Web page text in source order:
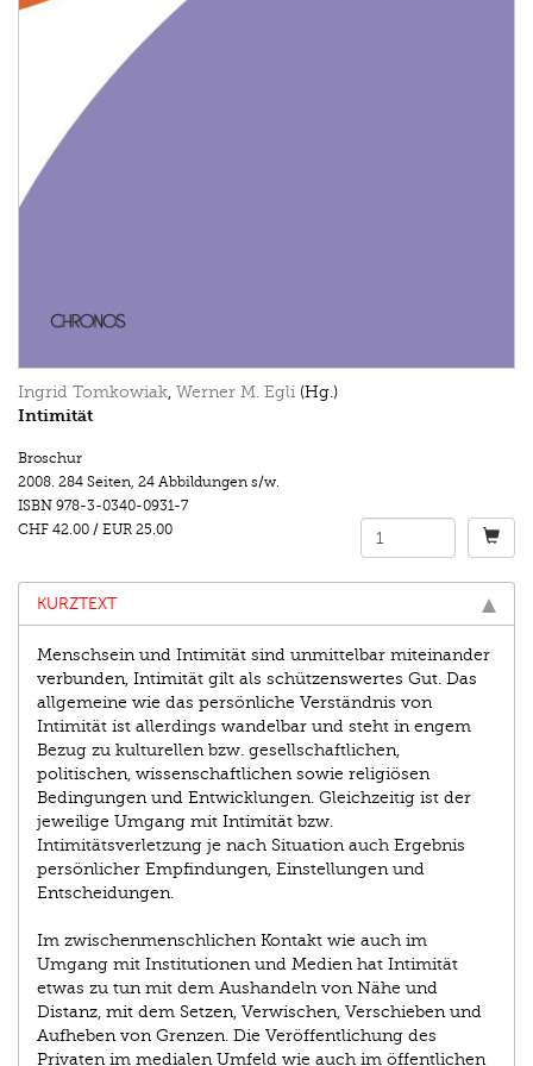
Ingrid Tomkowiak, Werner M. Egli (Hg.)
Intimität
Broschur
2008. 284 Seiten, 24 Abbildungen s/w.
ISBN 978-3-0340-0931-7
CHF 42.00 / EUR 25.00
KURZTEXT
Menschsein und Intimität sind unmittelbar miteinander
verbunden, Intimität gilt als schützenswertes Gut. Das
allgemeine wie das persönliche Verständnis von
Intimität ist allerdings wandelbar und steht in engem
Bezug zu kulturellen bzw. gesellschaftlichen,
politischen, wissenschaftlichen sowie religiösen
Bedingungen und Entwicklungen. Gleichzeitig ist der
jeweilige Umgang mit Intimität bzw.
Intimitätsverletzung je nach Situation auch Ergebnis
persönlicher Empfindungen, Einstellungen und
Entscheidungen.
Im zwischenmenschlichen Kontakt wie auch im
Umgang mit Institutionen und Medien hat Intimität
etwas zu tun mit dem Aushandeln von Nähe und
Distanz, mit dem Setzen, Verwischen, Verschieben und
Aufheben von Grenzen. Die Veröffentlichung des
Privaten im medialen Umfeld wie auch im öffentlichen